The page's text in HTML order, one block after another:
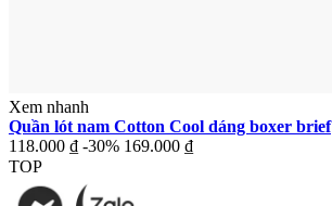
Xem nhanh
Quần lót nam Cotton Cool dáng boxer brief
118.000 ₫ -30% 169.000 ₫
TOP